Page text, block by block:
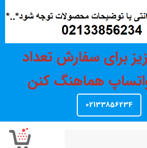
برای سفارش تعداد
واتساپ هماهنگ کنن
02133856234